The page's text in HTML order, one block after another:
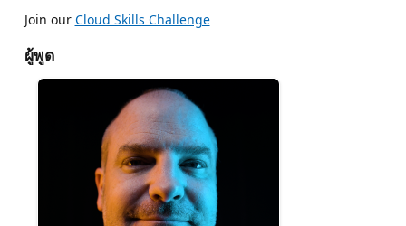
Join our Cloud Skills Challenge
ผู้พูด